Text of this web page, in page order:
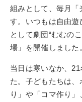
組みとして、毎月「
す。いつもは自由
として劇団“むむの
場」を開催しました
当日は寒いなか、
た。子どもたちは
り」や「コマ作り